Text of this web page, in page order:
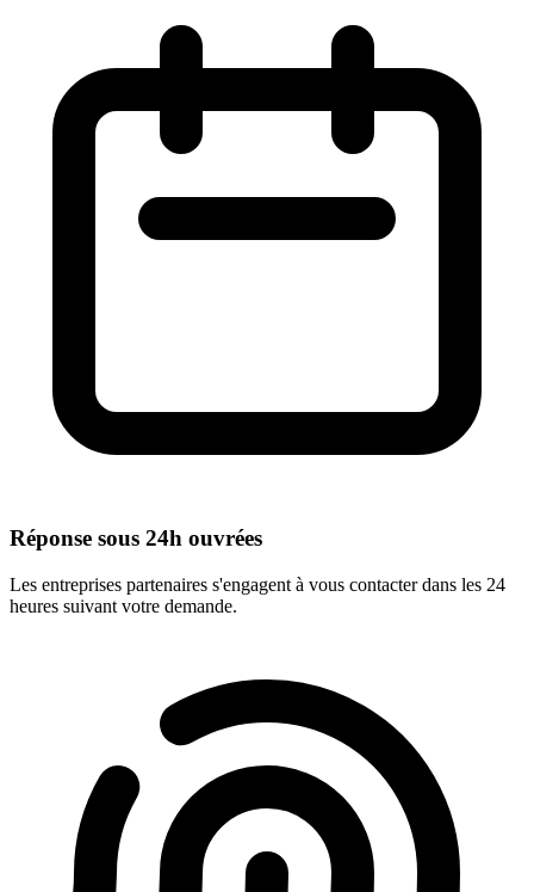
Réponse sous 24h ouvrées
Les entreprises partenaires s'engagent à vous contacter dans les 24
heures suivant votre demande.